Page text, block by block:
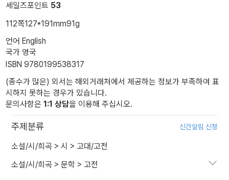
세일즈포인트 53
112쪽127*191mm91g
언어 English
국가 영국
ISBN 9780199538317
(종수가 많은) 외서는 해외거래처에서 제공하는 정보가 부족하여 표
시하지 못하는 경우가 있습니다.
문의사항은 1:1 상담을 이용해 주십시오.
주제분류 신간알림 신청
소설/시/희곡 > 시 > 고대/고전
소설/시/희곡 > 문학 > 고전